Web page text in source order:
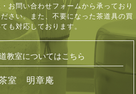
お問い合わせフォームから承っており
さい。 また、不要になった茶道具の買
も対応しております。
教室についてはこちら
室 明章庵